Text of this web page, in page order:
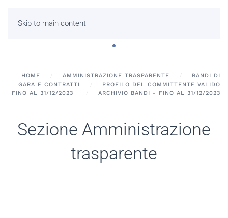
Skip to main content
HOME AMMINISTRAZIONE TRASPARENTE
BANDI DI
GARA E CONTRATTI
PROFILO DEL COMMITTENTE VALIDO
FINO AL 31/12/2023
ARCHIVIO BANDI - FINO AL 31/12/2023
Sezione Amministrazione
trasparente